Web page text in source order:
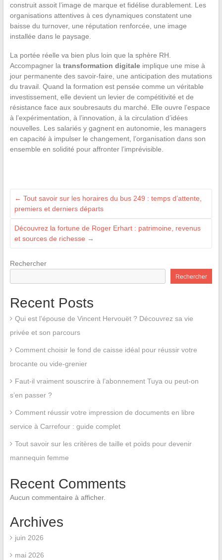
construit assoit l’image de marque et fidélise durablement. Les
organisations attentives à ces dynamiques constatent une
baisse du turnover, une réputation renforcée, une image
installée dans le paysage.
La portée réelle va bien plus loin que la sphère RH.
Accompagner la transformation digitaleimplique une mise à
jour permanente des savoir-faire, une anticipation des mutations
du travail. Quand la formation est pensée comme un véritable
investissement, elle devient un levier de compétitivité et de
résistance face aux soubresauts du marché. Elle ouvre l’espace
à l’expérimentation, à l’innovation, à la circulation d’idées
nouvelles. Les salariés y gagnent en autonomie, les managers
en capacité à impulser le changement, l’organisation dans son
ensemble en solidité pour affronter l’imprévisible.
← Tout savoir sur les horaires du bus 249 : temps d’attente,
premiers et derniers départs
Découvrez la fortune de Roger Erhart : patrimoine, revenus
et sources de richesse →
Rechercher
Rechercher
Recent Posts
Qui est l’épouse de Vincent Hervouët ? Découvrez sa vie
privée et son parcours
Comment choisir le fond de caisse idéal pour réussir votre
brocante ou vide-grenier
Faut-il vraiment souscrire à l’abonnement Tuya ou peut-on
s’en passer ?
Comment réussir votre impression de documents en libre
service à Carrefour : guide complet
Tout savoir sur les critères de taille et poids pour devenir
mannequin femme
Recent Comments
Aucun commentaire à afficher.
Archives
juin 2026
mai 2026